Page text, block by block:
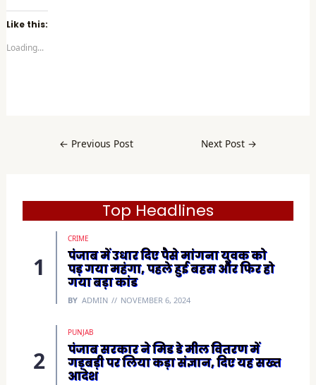
k
t
o
h
e
s
e
w
Like this:
Loading...
← Previous Post Next Post →
Top Headlines
CRIME
पंजाब में उधार दिए पैसे मांगना युवक को
पड़ गया महंगा, पहले हुई बहस और फिर हो
गया बड़ा कांड
BY ADMIN NOVEMBER 6, 2024
PUNJAB
पंजाब सरकार ने मिड डे मील वितरण में
गड़बड़ी पर लिया कड़ा संज्ञान, दिए यह सख्त
आदेश